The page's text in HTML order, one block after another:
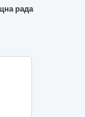
рада